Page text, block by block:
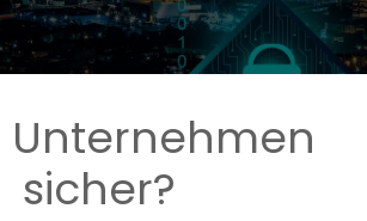
Unternehmen
sicher?